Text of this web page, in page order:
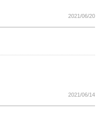
2021/06/20
2021/06/14